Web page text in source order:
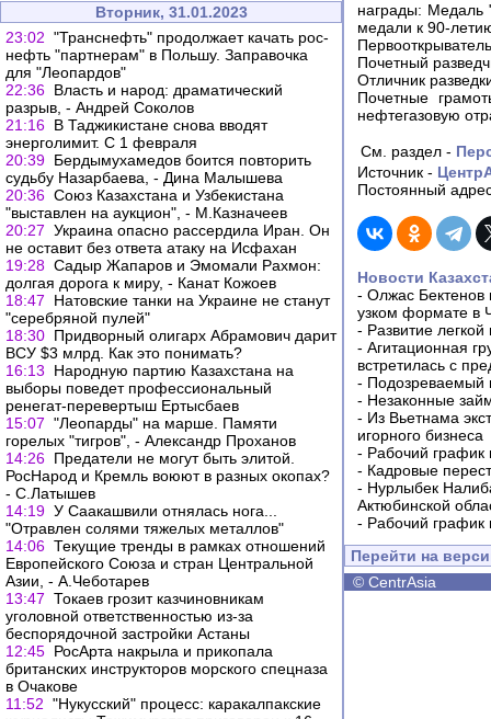
Вторник, 31.01.2023
23:02 "Транснефть" продолжает качать рос-
нефть "партнерам" в Польшу. Заправочка
для "Леопардов"
22:36 Власть и народ: драматический
разрыв, - Андрей Соколов
21:16 В Таджикистане снова вводят
энерголимит. С 1 февраля
20:39 Бердымухамедов боится повторить
судьбу Назарбаева, - Дина Малышева
20:36 Союз Казахстана и Узбекистана
"выставлен на аукцион", - М.Казначеев
20:27 Украина опасно рассердила Иран. Он
не оставит без ответа атаку на Исфахан
19:28 Садыр Жапаров и Эмомали Рахмон:
долгая дорога к миру, - Канат Кожоев
18:47
Натовские танки на Украине не станут
"серебряной пулей"
18:30 Придворный олигарх Абрамович дарит
ВСУ $3 млрд. Как это понимать?
16:13
Народную партию Казахстана на
выборы поведет профессиональный
ренегат-перевертыш Ертысбаев
15:07 "Леопарды" на марше. Памяти
горелых "тигров", - Александр Проханов
14:26 Предатели не могут быть элитой.
РосНарод и Кремль воюют в разных окопах?
- С.Латышев
14:19 У Саакашвили отнялась нога...
"Отравлен солями тяжелых металлов"
14:06 Текущие тренды в рамках отношений
Европейского Союза и стран Центральной
Азии, - А.Чеботарев
13:47 Токаев грозит казчиновникам
уголовной ответственностью из-за
беспорядочной застройки Астаны
12:45 РосАрта накрыла и прикопала
британских инструкторов морского спецназа
в Очакове
11:52 "Нукусский" процесс: каракалпакские
награды: Медаль
медали к 90-
Почетный
Отличник
Почетные
нефтегазовую
См. раздел -
Источник -
Постоянный
Новости
- Олжас Бектенов
узком формате в
- Развитие
- Агитационная
встретилась с
- Подозреваемый
- Незаконные
- Из Вьетнама
игорного бизнеса
- Рабочий график
- Кадровые
- Нурлыбек
Актюбинской
- Рабочий график
Перейти на
© CentrAsia